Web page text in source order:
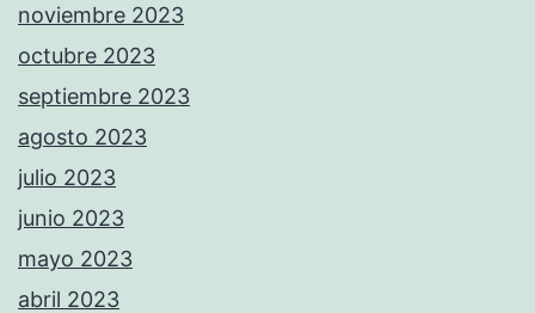
noviembre 2023
octubre 2023
septiembre 2023
agosto 2023
julio 2023
junio 2023
mayo 2023
abril 2023